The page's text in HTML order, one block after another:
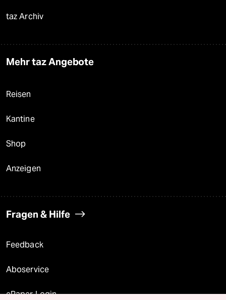
taz Archiv
Mehr taz Angebote
Reisen
Kantine
Shop
Anzeigen
Fragen & Hilfe
Feedback
Aboservice
ePaper Login